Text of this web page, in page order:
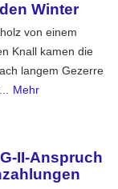
Winter
von einem
Knall kamen die
langem Gezerre
Mehr
II-Anspruch